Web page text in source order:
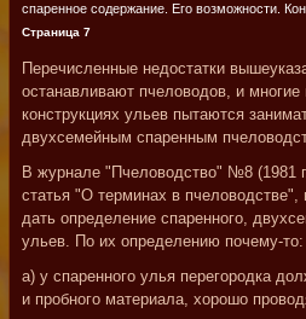
спаренное содержание. Его возможности.
Страница 7
Перечисленные недостатки
останавливают пчеловодов, и
конструкциях ульев пытаются
двухсемейным спаренным
В журнале "Пчеловодство" №8 (1981
статья "О терминах в пчеловодстве",
дать определение спаренного,
ульев. По их определению почему-то:
а) у спаренного улья перегородка
и пробного материала, хорошо